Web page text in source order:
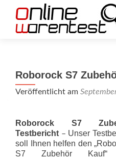
Roborock S7
Veröffentlicht am
Roborock S7
Testbericht – Unser
soll Ihnen helfen den
S7 Zubehör